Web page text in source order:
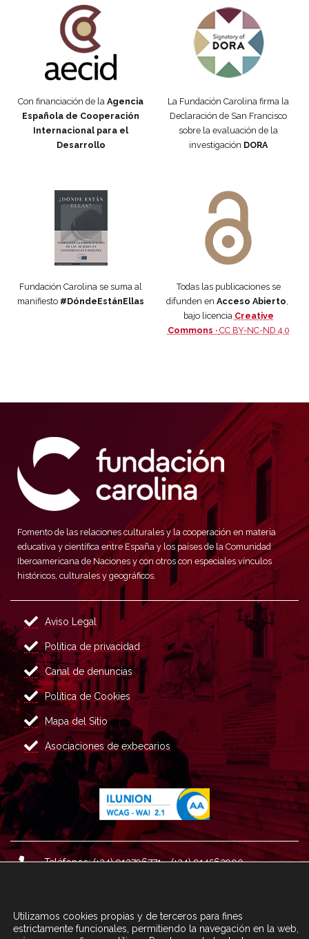
Con financiación de la Agencia
Española de Cooperación
Internacional para el
Desarrollo
La Fundación Carolina firma la
Declaración de San Francisco
sobre la evaluación de la
investigación DORA
Fundación Carolina se suma al
manifiesto #DóndeEstánEllas
Todas las publicaciones se
difunden en Acceso Abierto
bajo licencia Creative
Commons · CC BY-NC-ND 4.0
Fomento de las relaciones culturales y la cooperación en materia
educativa y científica entre España y los países de la Comunidad
Iberoamericana de Naciones y con otros con especiales vínculos
históricos, culturales y geográficos.
Aviso Legal
Política de privacidad
Canal de denuncias
Política de Cookies
Mapa del Sitio
Asociaciones de exbecarios
Teléfonos: (+34) 913796771 - (+34) 914562900
Correo : informacion@fundacioncarolina.es
Utilizamos cookies propias y de terceros para fines
estrictamente funcionales, permitiendo la navegación en la web,